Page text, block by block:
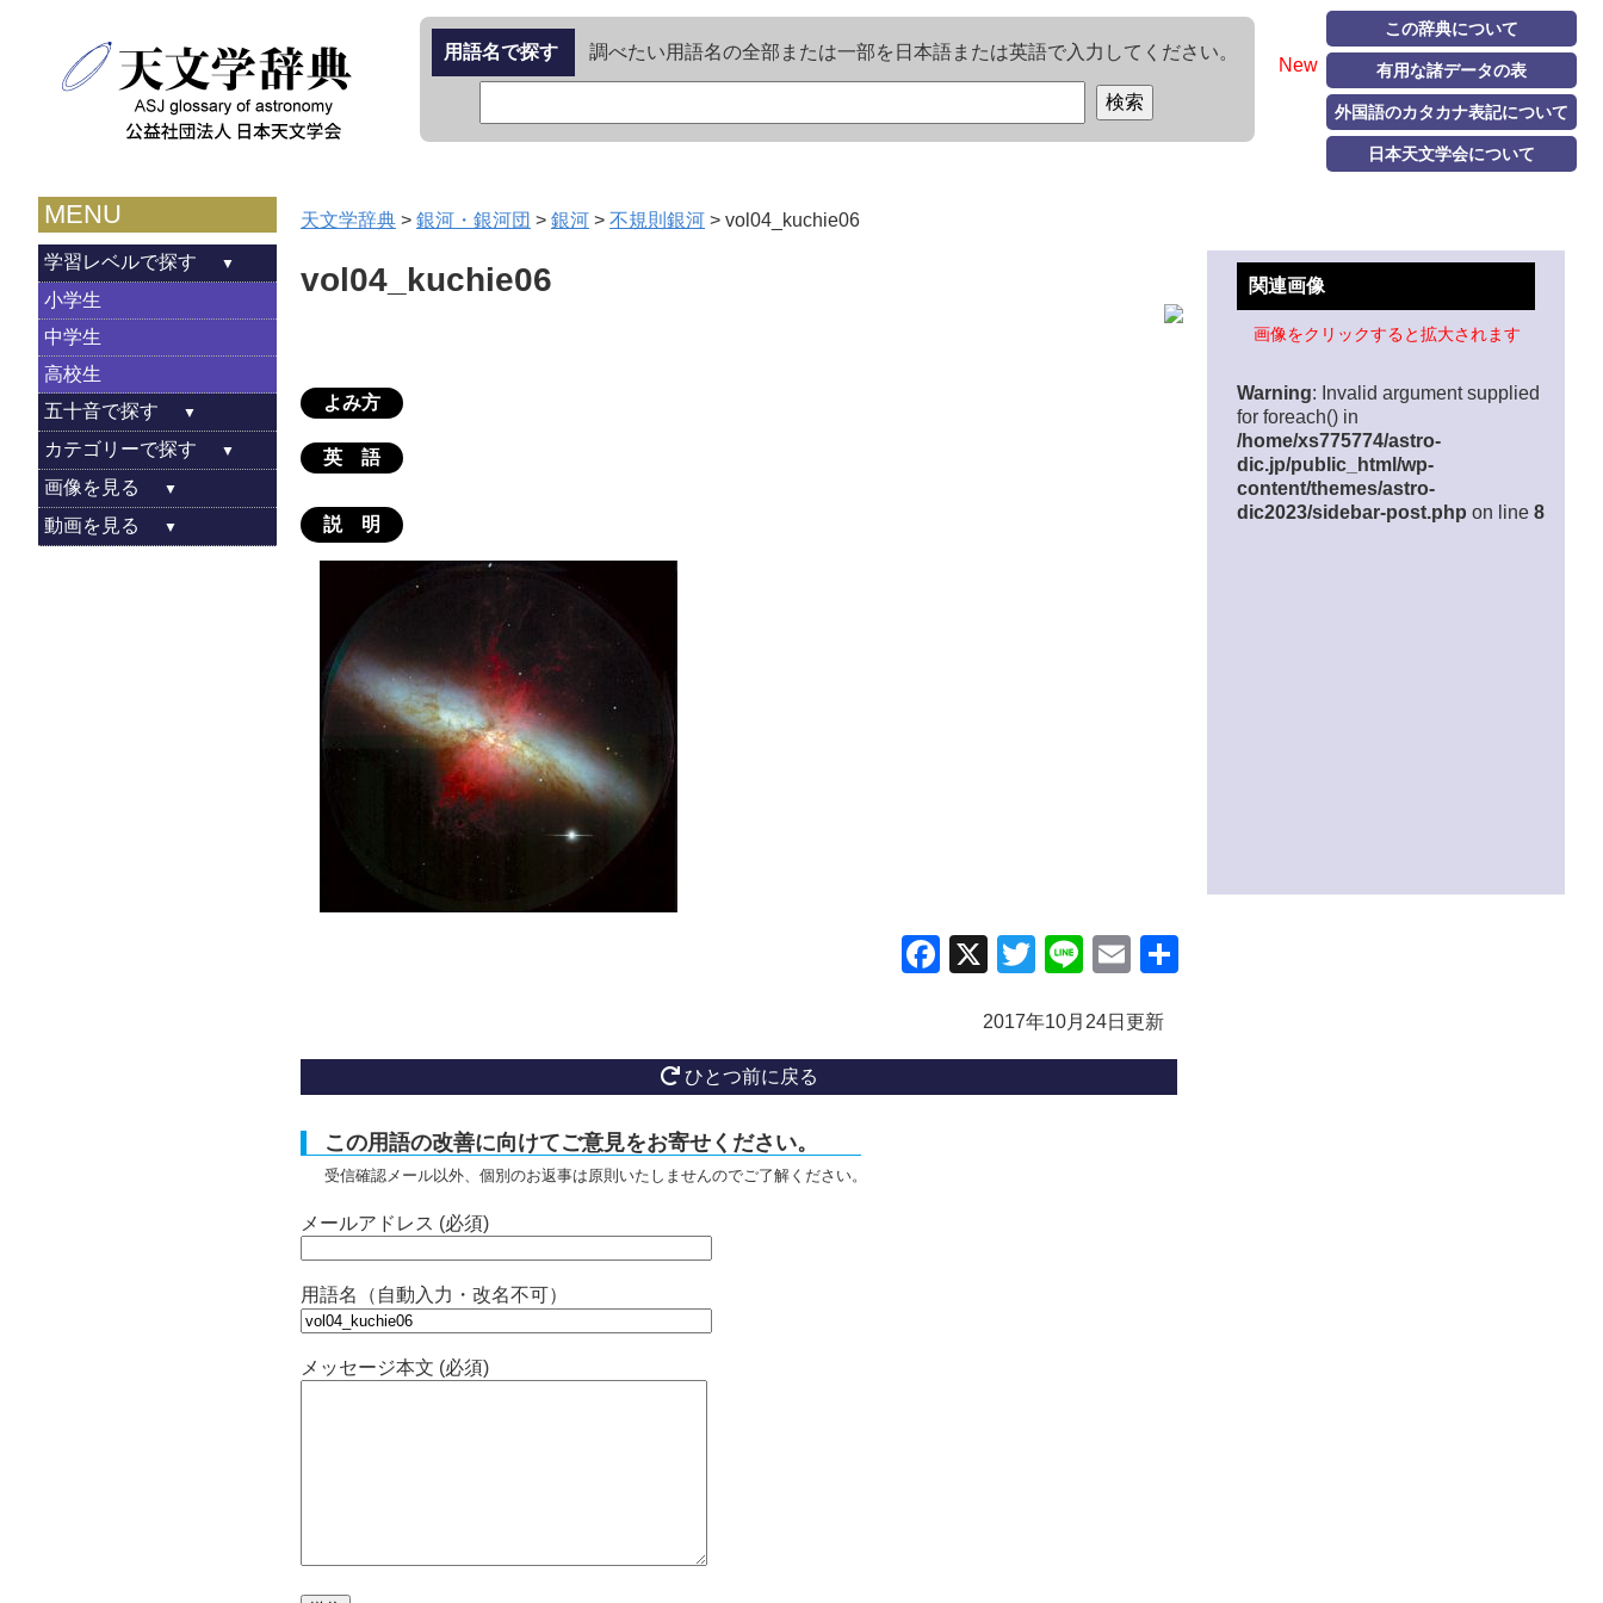
New
この辞典について
有用な諸データの表
外国語のカタカナ表記について
日本天文学会について
用語名で探す 調べたい用語名の全部または一部を日本語または英語で入力してください。
MENU
学習レベルで探す
小学生
中学生
高校生
五十音で探す
カテゴリーで探す
画像を見る
動画を見る
天文学辞典 > 銀河・銀河団 > 銀河 > 不規則銀河 > vol04_kuchie06
vol04_kuchie06
よみ方
英 語
説 明
Facebook
X TwitterLineEmail
2017年10月24日更新
ひとつ前に戻る
この用語の改善に向けてご意見をお寄せください。
受信確認メール以外、個別のお返事は原則いたしませんのでご了解ください。
メールアドレス (必須)
用語名（自動入力・改名不可）
メッセージ本文 (必須)
関連画像
画像をクリックすると拡大されます
Warning: Invalid argument supplied
for foreach() in
/home/xs775774/astro-
dic.jp/public_html/wp-
content/themes/astro-
dic2023/sidebar-post.php on line 8